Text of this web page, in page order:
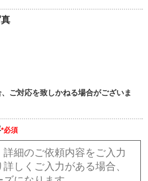
ご対応を致しかねる場合がございま
*必須